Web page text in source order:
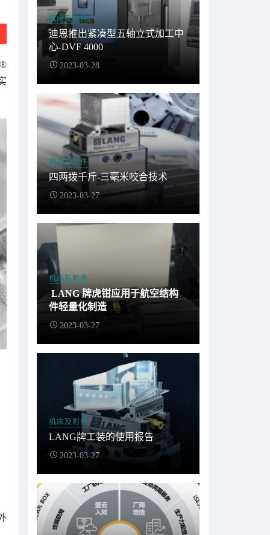
机床及附件
迪恩推出紧凑型五轴立式加工中
心-DVF 4000
2023-03-28
机床及附件
四两拨千斤-三毫米咬合技术
2023-03-27
机床及附件
LANG 牌虎钳应用于航空结构
件轻量化制造
2023-03-27
机床及附件
LANG牌工装的使用报告
2023-03-27